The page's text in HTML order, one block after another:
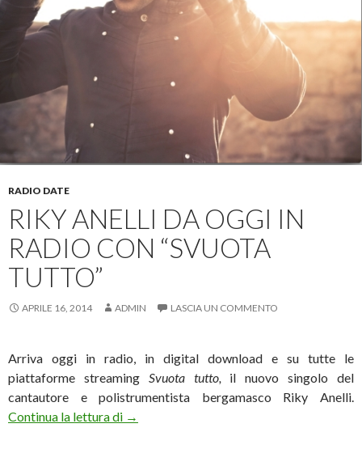
RADIO DATE
RIKY ANELLI DA OGGI IN
RADIO CON “SVUOTA
TUTTO”
APRILE 16, 2014 ADMIN LASCIA UN COMMENTO
Arriva oggi in radio, in digital download e su tutte le
piattaforme streaming Svuota tutto,
il nuovo singolo del
cantautore e polistrumentista bergamasco Riky Anelli.
Continua la lettura di
Riky Anelli da oggi in radio con “Svuota
→